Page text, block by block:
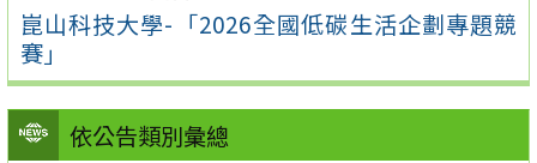
崑山科技大學-「2026全國低碳生活企劃專題競
賽」
依公告類別彙總